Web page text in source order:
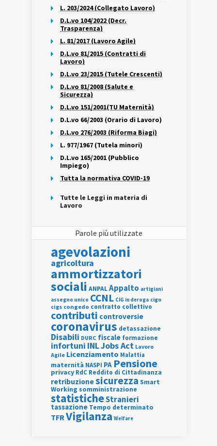
L. 203/2024 (Collegato Lavoro)
D.L.vo 104/2022 (Decr.
Trasparenza)
L. 81/2017 (Lavoro Agile)
D.L.vo 81/2015 (Contratti di
Lavoro)
D.L.vo 23/2015 (Tutele Crescenti)
D.L.vo 81/2008 (Salute e
Sicurezza)
D.L.vo 151/2001(TU Maternità)
D.L.vo 66/2003 (Orario di Lavoro)
D.L.vo 276/2003 (Riforma Biagi)
L. 977/1967 (Tutela minori)
D.L.vo 165/2001 (Pubblico
Impiego)
Tutta la normativa COVID-19
Tutte le Leggi in materia di
Lavoro
Parole più utilizzate
agevolazioni
agricoltura
ammortizzatori
sociali ANPALAppalto artigiani
assegno unico CCNL CIG in deroga cigo
cigs congedo contratto collettivo
contributi controversie
coronavirus detassazione
Disabili DURC fiscale formazione
infortuni INLJobs Act Lavoro
Agile Licenziamento Malattia
maternità NASPI PA Pensione
privacy RdC Reddito di Cittadinanza
retribuzionesicurezza Smart
Working somministrazione
statisticheStranieri
tassazione Tempo determinato
TFRVigilanza Welfare